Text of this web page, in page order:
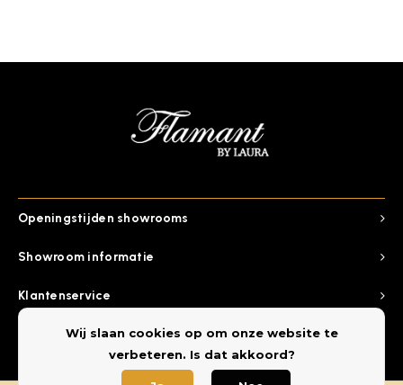
Showroom informatie
Openingstijden showrooms
Klantenservice
CategorieenWij slaan cookies op om onze website te
verbeteren. Is dat akkoord?